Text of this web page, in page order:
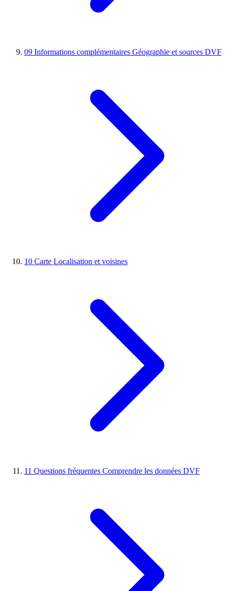
09 Informations complémentaires Géographie et sources DVF
10 Carte Localisation et voisines
11 Questions fréquentes Comprendre les données DVF